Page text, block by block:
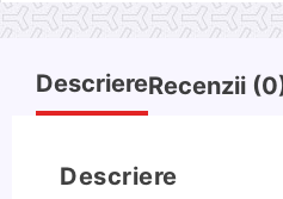
motoras
Volkswagen
Passat
B6
Stanga
DescriereRecenzii
Descriere